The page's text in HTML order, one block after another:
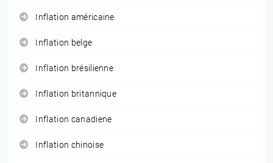
Inflation américaine
Inflation belge
Inflation brésilienne
Inflation britannique
Inflation canadiene
Inflation chinoise